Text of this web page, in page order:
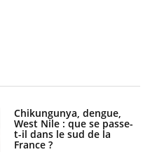
Chikungunya, dengue,
West Nile : que se passe-
t-il dans le sud de la
France ?